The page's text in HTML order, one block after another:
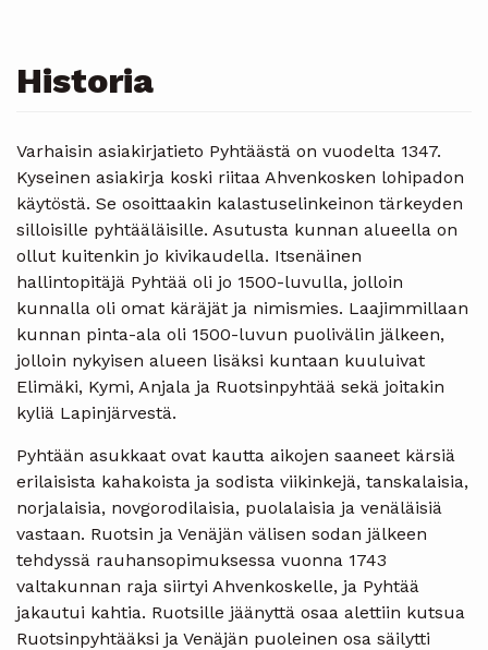
Historia
Varhaisin asiakirjatieto Pyhtäästä on vuodelta 1347.
Kyseinen asiakirja koski riitaa Ahvenkosken lohipadon
käytöstä. Se osoittaakin kalastuselinkeinon tärkeyden
silloisille pyhtääläisille. Asutusta kunnan alueella on
ollut kuitenkin jo kivikaudella. Itsenäinen
hallintopitäjä Pyhtää oli jo 1500-luvulla, jolloin
kunnalla oli omat käräjät ja nimismies. Laajimmillaan
kunnan pinta-ala oli 1500-luvun puolivälin jälkeen,
jolloin nykyisen alueen lisäksi kuntaan kuuluivat
Elimäki, Kymi, Anjala ja Ruotsinpyhtää sekä joitakin
kyliä Lapinjärvestä.
Pyhtään asukkaat ovat kautta aikojen saaneet kärsiä
erilaisista kahakoista ja sodista viikinkejä, tanskalaisia,
norjalaisia, novgorodilaisia, puolalaisia ja venäläisiä
vastaan. Ruotsin ja Venäjän välisen sodan jälkeen
tehdyssä rauhansopimuksessa vuonna 1743
valtakunnan raja siirtyi Ahvenkoskelle, ja Pyhtää
jakautui kahtia. Ruotsille jäänyttä osaa alettiin kutsua
Ruotsinpyhtääksi ja Venäjän puoleinen osa säilytti